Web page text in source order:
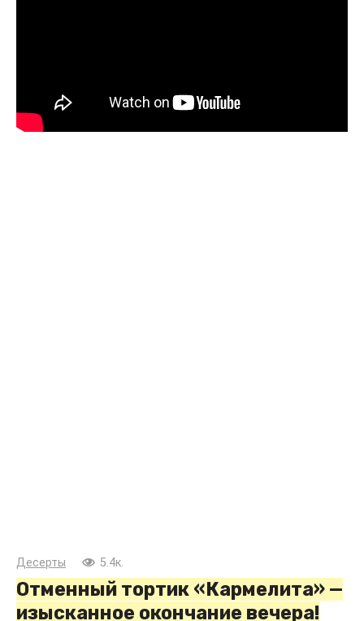
Десерты 5.4к.
Отменный тортик «Кармелита» —
изысканное окончание вечера!